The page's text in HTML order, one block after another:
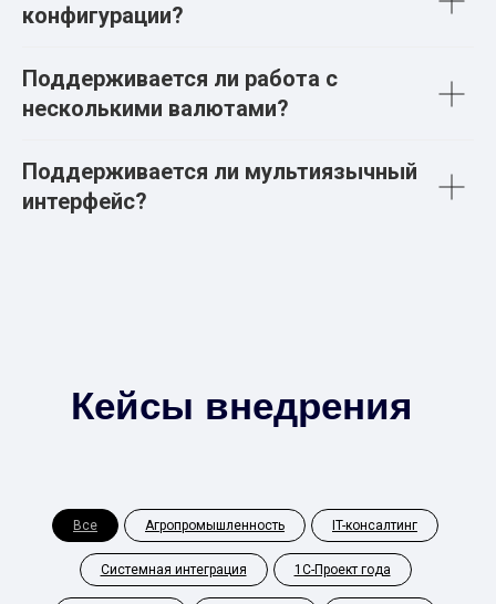
конфигурации?
Поддерживается ли работа с
несколькими валютами?
Поддерживается ли мультиязычный
интерфейс?
Кейсы внедрения
Все Агропромышленность IT-консалтинг
Системная интеграция 1С-Проект года